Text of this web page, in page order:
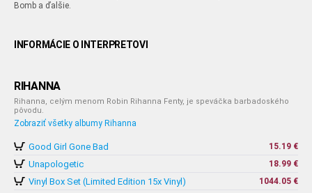
Bomb a ďalšie.
INFORMÁCIE O INTERPRETOVI
RIHANNA
Rihanna, celým menom Robin Rihanna Fenty, je speváčka barbadoského
pôvodu.
Zobraziť všetky albumy Rihanna
Good Girl Gone Bad 15.19 €
Unapologetic 18.99 €
Vinyl Box Set (Limited Edition 15x Vinyl) 1044.05 €